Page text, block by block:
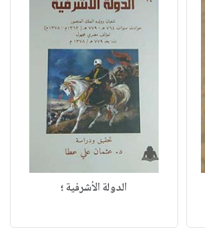
الدولة الأشرفية ؛